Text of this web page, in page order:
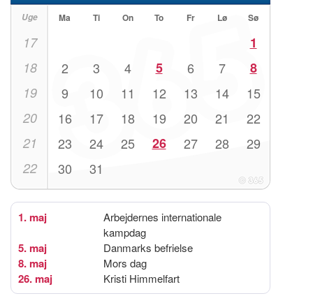
Uge Ma Ti On To Fr Lø Sø
17 1
18 2 3 4 5 6 7 8
19 9 10 11 12 13 14 15
20 16 17 18 19 20 21 22
21 23 24 25 26 27 28 29
22 30 31
1. maj
Arbejdernes internationale
kampdag
5. maj Danmarks befrielse
8. maj Mors dag
26. maj Kristi Himmelfart